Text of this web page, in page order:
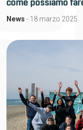
come possiamo
News - 18 marzo 2025